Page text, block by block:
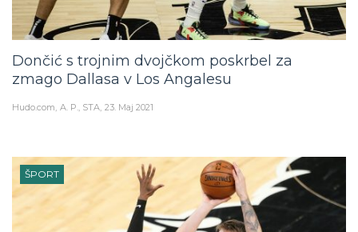
Dončić s trojnim dvojčkom poskrbel za
zmago Dallasa v Los Angalesu
Hudo.com A. P., STA 23. Maj 2021
ŠPORT